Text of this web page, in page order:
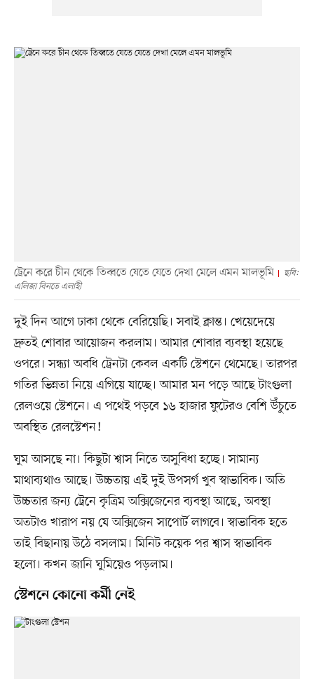
ট্রেনে করে চীন থেকে তিব্বতে যেতে যেতে দেখা মেলে এমন মালভূমি
ছবি:
এলিজা বিনতে এলাহী
দুই দিন আগে ঢাকা থেকে বেরিয়েছি। সবাই ক্লান্ত। খেয়েদেয়ে
দ্রুতই শোবার আয়োজন করলাম। আমার শোবার ব্যবস্থা হয়েছে
ওপরে। সন্ধ্যা অবধি ট্রেনটা কেবল একটি স্টেশনে থেমেছে। তারপর
গতির ভিন্নতা নিয়ে এগিয়ে যাচ্ছে। আমার মন পড়ে আছে টাংগুলা
রেলওয়ে স্টেশনে। এ পথেই পড়বে ১৬ হাজার ফুটেরও বেশি উঁচুতে
অবস্থিত রেলস্টেশন!
ঘুম আসছে না। কিছুটা শ্বাস নিতে অসুবিধা হচ্ছে। সামান্য
মাথাব্যথাও আছে। উচ্চতায় এই দুই উপসর্গ খুব স্বাভাবিক। অতি
উচ্চতার জন্য ট্রেনে কৃত্রিম অক্সিজেনের ব্যবস্থা আছে, অবস্থা
অতটাও খারাপ নয় যে অক্সিজেন সাপোর্ট লাগবে। স্বাভাবিক হতে
তাই বিছানায় উঠে বসলাম। মিনিট কয়েক পর শ্বাস স্বাভাবিক
হলো। কখন জানি ঘুমিয়েও পড়লাম।
স্টেশনে কোনো কর্মী নেই